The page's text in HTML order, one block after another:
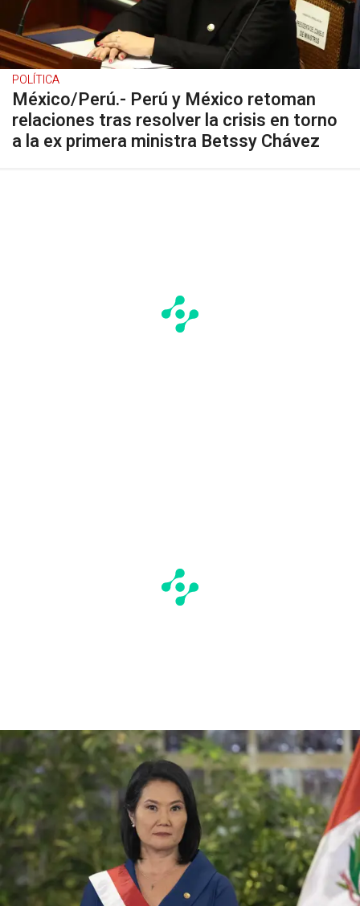
POLÍTICA
México/Perú.- Perú y México retoman
relaciones tras resolver la crisis en torno
a la ex primera ministra Betssy Chávez